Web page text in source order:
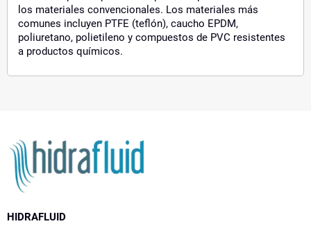
los materiales convencionales. Los materiales más
comunes incluyen PTFE (teflón), caucho EPDM,
poliuretano, polietileno y compuestos de PVC resistentes
a productos químicos.
HIDRAFLUID